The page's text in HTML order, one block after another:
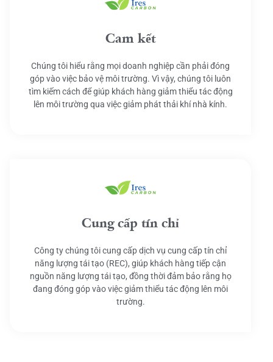
Cam kết
Chúng tôi hiểu rằng mọi doanh nghiệp cần phải đóng
góp vào việc bảo vệ môi trường. Vì vậy, chúng tôi luôn
tìm kiếm cách để giúp khách hàng giảm thiểu tác động
lên môi trường qua việc giảm phát thải khí nhà kính.
Cung cấp tín chỉ
Công ty chúng tôi cung cấp dịch vụ cung cấp tín chỉ
năng lượng tái tạo (REC), giúp khách hàng tiếp cận
nguồn năng lượng tái tạo, đồng thời đảm bảo rằng họ
đang đóng góp vào việc giảm thiểu tác động lên môi
trường.